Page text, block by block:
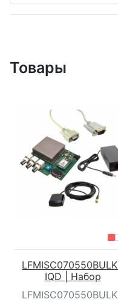
Товары
LFMISC070550BULK |
IQD | Набор
LFMISC070550BULK |